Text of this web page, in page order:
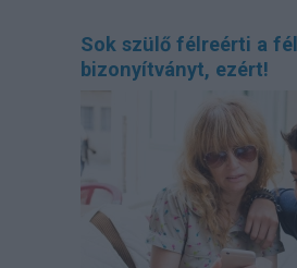
Sok szülő félreérti a
bizonyítványt, ezért!